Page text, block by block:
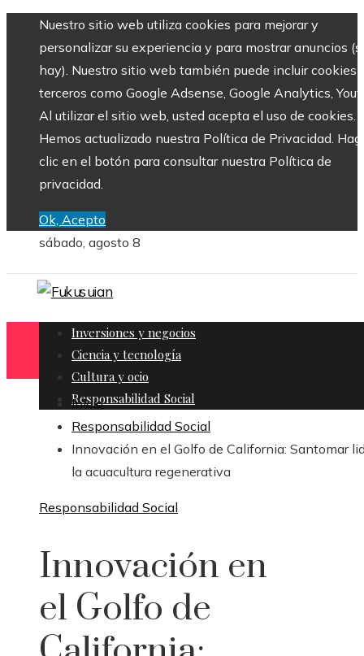
Nuestro sitio web utiliza cookies para mejorar y
personalizar su experiencia y para mostrar anuncios
hay). Nuestro sitio web también puede incluir cookies
terceros como Google Adsense, Google Analytics,
Al utilizar el sitio web, usted acepta el uso de cookies.
Hemos actualizado nuestra Política de Privacidad.
clic en el botón para consultar nuestra Política de
privacidad.
Ok, Acepto
sábado, agosto 8
Inversiones y negocios
Ciencia y tecnología
Cultura y ocio
Responsabilidad Social
Inicio
Responsabilidad Social
Innovación en el Golfo de California: Santomar
la acuacultura regenerativa
Responsabilidad Social
Innovación en
el Golfo de